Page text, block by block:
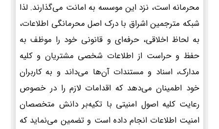
محرمانه است، نزد این موسسه به امانت می‌گذارند. لذا
شبکه مترجمین اشراق با درک اصل محرمانگی اطلاعات،
به لحاظ اخلاقی، حرفه‌ای و قانونی خود را موظف به
حفظ و حراست از اطلاعات شخصی مشتریان و کلیه
مدارک، اسناد و مستندات آن‌ها می‌داند و به کاربران
خود اطمینان می‌دهد که اقدامات لازم را در خصوص
رعایت کلیه اصول امنیتی با تکیه‌بر دانش متخصصان
امنیت اطلاعات انجام داده است و تضمین می‌نماید که